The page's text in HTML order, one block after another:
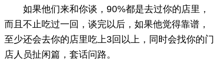
如果他们来和你谈，90%都是去过你的店里，
而且不止吃过一回，谈完以后，如果他觉得靠谱，
至少还会去你的店里吃上3回以上，同时会找你的门
店人员扯闲篇，套话问路。